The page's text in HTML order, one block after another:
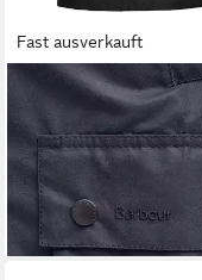
Fast ausverkauft
BARBOUR
Wachsjacke Ashby
379,99 €